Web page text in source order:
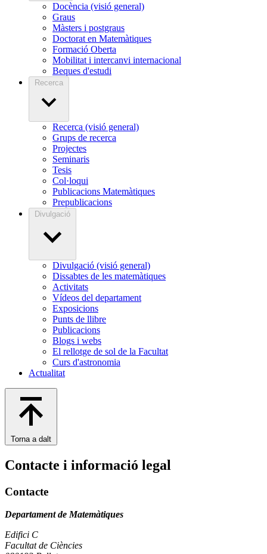
Docència (visió general)
Graus
Màsters i postgraus
Doctorat en Matemàtiques
Formació Oberta
Mobilitat i intercanvi internacional
Beques d'estudi
Recerca
Recerca (visió general)
Grups de recerca
Projectes
Seminaris
Tesis
Col·loqui
Publicacions Matemàtiques
Prepublicacions
Divulgació
Divulgació (visió general)
Dissabtes de les matemàtiques
Activitats
Vídeos del departament
Exposicions
Punts de llibre
Publicacions
Blogs i webs
El rellotge de sol de la Facultat
Curs d'astronomia
Actualitat
Torna a dalt
Contacte i informació legal
Contacte
Departament de Matemàtiques
Edifici C
Facultat de Ciències